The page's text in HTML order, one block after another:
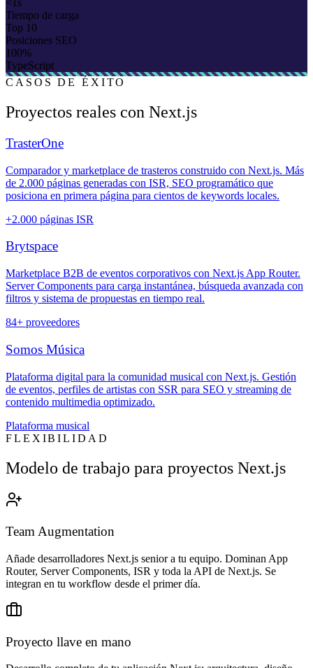
<1s
Tiempo de carga
Top 10
Posiciones SEO
100%
TypeScript
CASOS DE ÉXITO
Proyectos reales con Next.js
TrasterOne
Comparador y marketplace de trasteros construido con Next.js. Más
de 2.000 páginas generadas con ISR, SEO programático que
posiciona en primera página para cientos de keywords locales.
+2.000 páginas ISR
Brytspace
Marketplace B2B de eventos corporativos con Next.js App Router.
Server Components para carga instantánea, búsqueda avanzada con
filtros y sistema de propuestas en tiempo real.
84+ proveedores
Somos Música
Plataforma digital para la comunidad musical con Next.js. Gestión
de eventos, perfiles de artistas con SSR para SEO y streaming de
contenido multimedia optimizado.
Plataforma musical
FLEXIBILIDAD
Modelo de trabajo para proyectos Next.js
Team Augmentation
Añade desarrolladores Next.js senior a tu equipo. Dominan App
Router, Server Components, ISR y toda la API de Next.js. Se
integran en tu workflow desde el primer día.
Proyecto llave en mano